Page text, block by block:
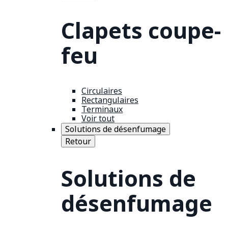
Clapets coupe-
feu
Circulaires
Rectangulaires
Terminaux
Voir tout
Solutions de désenfumage
Retour
Solutions de
désenfumage